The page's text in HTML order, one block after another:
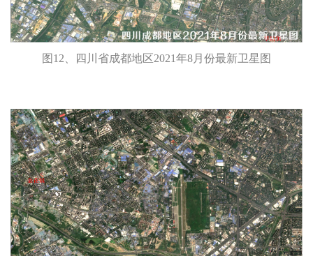
图12、四川省成都地区2021年8月份最新卫星图